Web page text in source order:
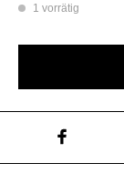
1 vorrätig